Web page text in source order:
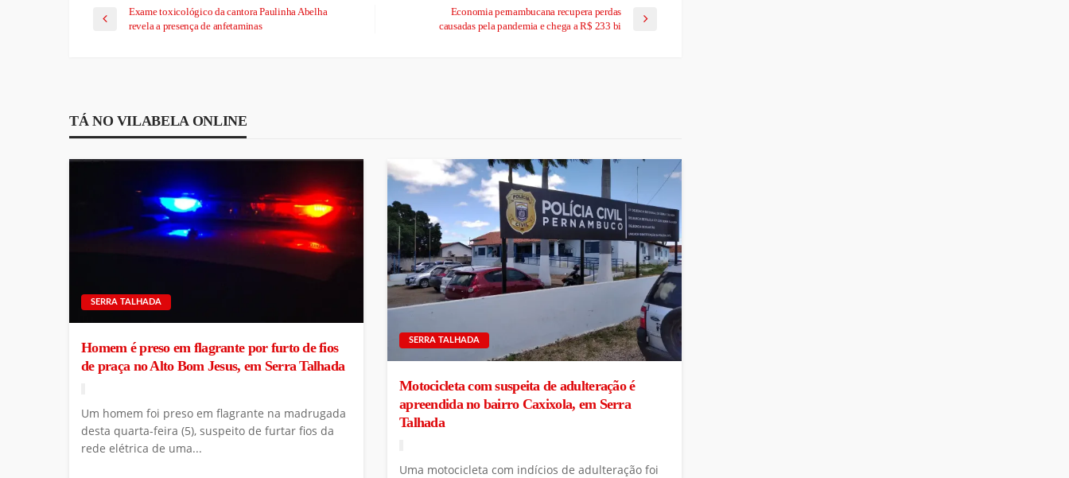
Exame toxicológico da cantora Paulinha Abelha
revela a presença de anfetaminas
Economia pernambucana recupera perdas
causadas pela pandemia e chega a R$ 233 bi
TÁ NO VILABELA ONLINE
SERRA TALHADA
Homem é preso em flagrante por furto de fios
de praça no Alto Bom Jesus, em Serra Talhada
Um homem foi preso em flagrante na madrugada
desta quarta-feira (5), suspeito de furtar fios da
rede elétrica de uma...
SERRA TALHADA
Motocicleta com suspeita de adulteração é
apreendida no bairro Caxixola, em Serra
Talhada
Uma motocicleta com indícios de adulteração foi